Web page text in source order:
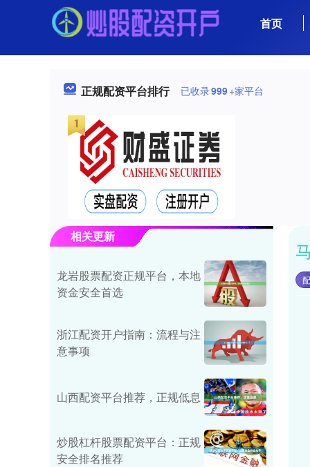
首页
正规配资平台排行 已收录999+家平台
相关更新
龙岩股票配资正规平台，本地
资金安全首选
浙江配资开户指南：流程与注
意事项
山西配资平台推荐，正规低息
炒股杠杆股票配资平台：正规
安全排名推荐